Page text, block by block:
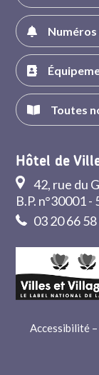
Toutes
Hôtel de
42, rue du
B.P. n°30001
03 20 66
Accessibilité